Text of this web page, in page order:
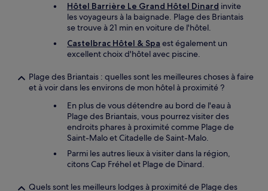
Hôtel Barrière Le Grand Hôtel Dinard invite
les voyageurs à la baignade. Plage des Briantais
se trouve à 21 min en voiture de l'hôtel.
Castelbrac Hôtel & Spa est également un
excellent choix d'hôtel avec piscine.
Plage des Briantais : quelles sont les meilleures choses à faire
et à voir dans les environs de mon hôtel à proximité ?
En plus de vous détendre au bord de l'eau à
Plage des Briantais, vous pourrez visiter des
endroits phares à proximité comme Plage de
Saint-Malo et Citadelle de Saint-Malo.
Parmi les autres lieux à visiter dans la région,
citons Cap Fréhel et Plage de Dinard.
Quels sont les meilleurs lodges à proximité de Plage des